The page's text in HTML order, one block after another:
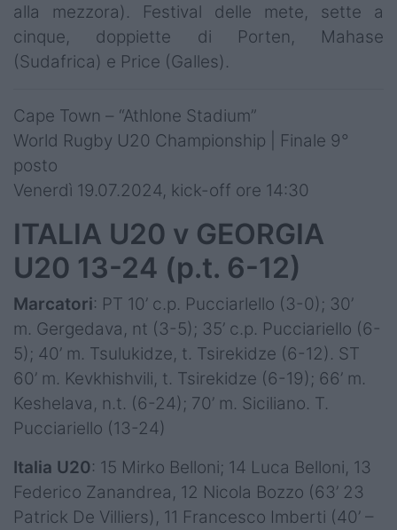
alla mezzora). Festival delle mete, sette a
cinque, doppiette di Porten, Mahase
(Sudafrica) e Price (Galles).
Cape Town – “Athlone Stadium”
World Rugby U20 Championship | Finale 9°
posto
Venerdì 19.07.2024, kick-off ore 14:30
ITALIA U20 v GEORGIA
U20 13-24 (p.t. 6-12)
Marcatori: PT 10’ c.p. Pucciarlello (3-0); 30’
m. Gergedava, nt (3-5); 35’ c.p. Pucciariello (6-
5); 40’ m. Tsulukidze, t. Tsirekidze (6-12). ST
60’ m. Kevkhishvili, t. Tsirekidze (6-19); 66’ m.
Keshelava, n.t. (6-24); 70’ m. Siciliano. T.
Pucciariello (13-24)
Italia U20: 15 Mirko Belloni; 14 Luca Belloni, 13
Federico Zanandrea, 12 Nicola Bozzo (63’ 23
Patrick De Villiers), 11 Francesco Imberti (40’ –